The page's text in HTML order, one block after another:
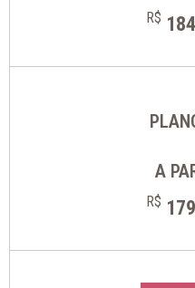
R$
A
R$